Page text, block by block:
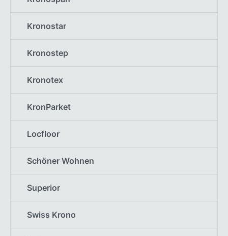
Kronostar
Kronostep
Kronotex
KronParket
Locfloor
Schöner Wohnen
Superior
Swiss Krono